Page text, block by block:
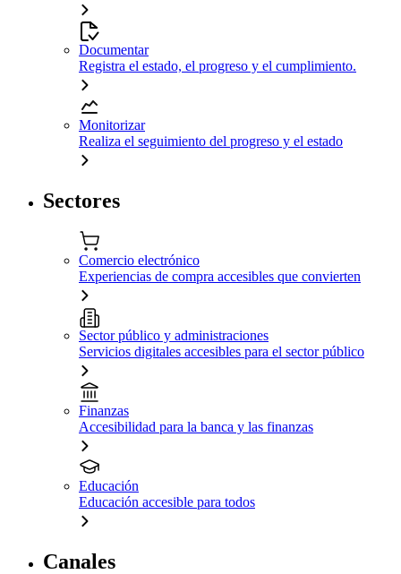
Documentar
Registra el estado, el progreso y el cumplimiento.
Monitorizar
Realiza el seguimiento del progreso y el estado
Sectores
Comercio electrónico
Experiencias de compra accesibles que convierten
Sector público y administraciones
Servicios digitales accesibles para el sector público
Finanzas
Accesibilidad para la banca y las finanzas
Educación
Educación accesible para todos
Canales